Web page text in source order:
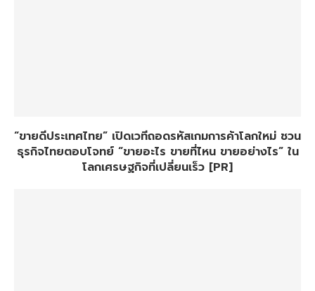
“ขายดีประเทศไทย” เปิดเวทีถอดรหัสเกมการค้าโลกใหม่ ชวน
ธุรกิจไทยตอบโจทย์ “ขายอะไร ขายที่ไหน ขายอย่างไร” ใน
โลกเศรษฐกิจที่เปลี่ยนเร็ว [PR]